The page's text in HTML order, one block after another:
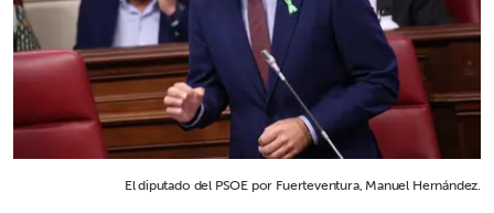
El diputado del PSOE por Fuerteventura, Manuel Hernández.